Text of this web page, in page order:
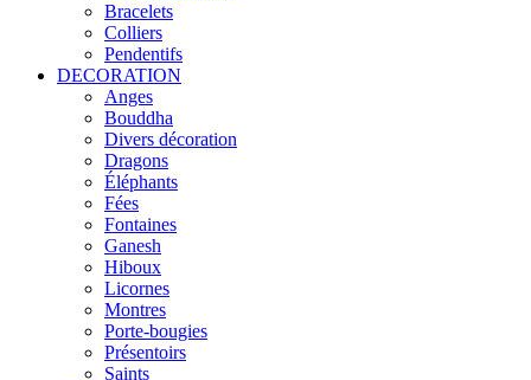
Bracelets
Colliers
Pendentifs
DECORATION
Anges
Bouddha
Divers décoration
Dragons
Éléphants
Fées
Fontaines
Ganesh
Hiboux
Licornes
Montres
Porte-bougies
Présentoirs
Saints